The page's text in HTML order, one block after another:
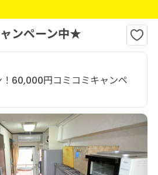
ンペーン中★
60,000円コミコミキャンペ